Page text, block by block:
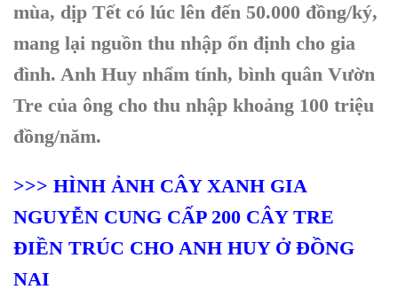
mùa, dịp Tết có lúc lên đến 50.000 đồng/ký,
mang lại nguồn thu nhập ổn định cho gia
đình. Anh Huy nhẩm tính, bình quân Vườn
Tre của ông cho thu nhập khoảng 100 triệu
đồng/năm.
>>> HÌNH ẢNH CÂY XANH GIA
NGUYỄN CUNG CẤP 200 CÂY TRE
ĐIỀN TRÚC CHO ANH HUY Ở ĐỒNG
NAI